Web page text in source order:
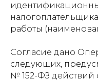
работы
Согласие дано
следующих,
№ 152-ФЗ